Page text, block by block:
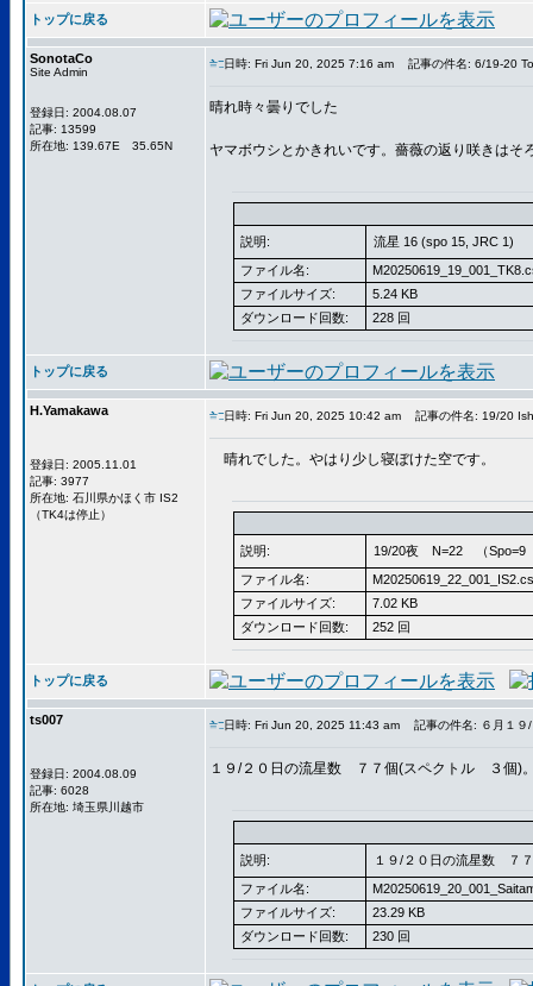
トップに戻る
SonotaCo
Site Admin
登録日: 2004.08.07
記事: 13599
所在地: 139.67E 35.65N
日時: Fri Jun 20, 2025 7:16 am 記事の件名: 6/19-20
晴れ時々曇りでした
ヤマボウシとかきれいです。薔薇の返り咲きはそ
説明:
流星 16 (spo 15, JRC 1)
ファイル名:
ファイルサイズ:
5.24 KB
ダウンロード回数:
228 回
トップに戻る
H.Yamakawa
登録日: 2005.11.01
記事: 3977
所在地: 石川県かほく市 IS2
（TK4は停止）
日時: Fri Jun 20, 2025 10:42 am 記事の件名: 19/20
晴れでした。やはり少し寝ぼけた空です。
説明:
19/20夜 N=22 （Spo=9
ファイル名:
ファイルサイズ:
7.02 KB
ダウンロード回数:
252 回
トップに戻る
ts007
登録日: 2004.08.09
記事: 6028
所在地: 埼玉県川越市
日時: Fri Jun 20, 2025 11:43 am 記事の件名: ６月１９
１９/２０日の流星数 ７７個(スペクトル ３個)
説明:
１９/２０日の流星数 ７
ファイル名:
ファイルサイズ:
23.29 KB
ダウンロード回数:
230 回